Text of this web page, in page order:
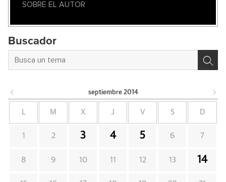
SOBRE EL AUTOR
Buscador
septiembre 2014
L M X J V S D
1 2 3 4 5 6 7
8 9 10 11 12 13 14